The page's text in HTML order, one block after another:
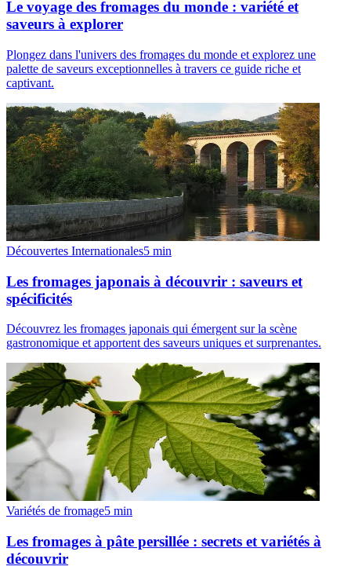
Le voyage des fromages du monde : variété et
saveurs à explorer
Plongez dans l'univers des fromages du monde et explorez une
palette de saveurs exceptionnelles à travers ce guide riche et
captivant.
Découvertes Internationales5 min
Les fromages japonais à découvrir : saveurs et
spécificités
Découvrez les fromages japonais qui émergent sur la scène
gastronomique et apportent des saveurs uniques et surprenantes.
Variétés de fromage5 min
Les fromages à pâte persillée : secrets et variétés à
découvrir